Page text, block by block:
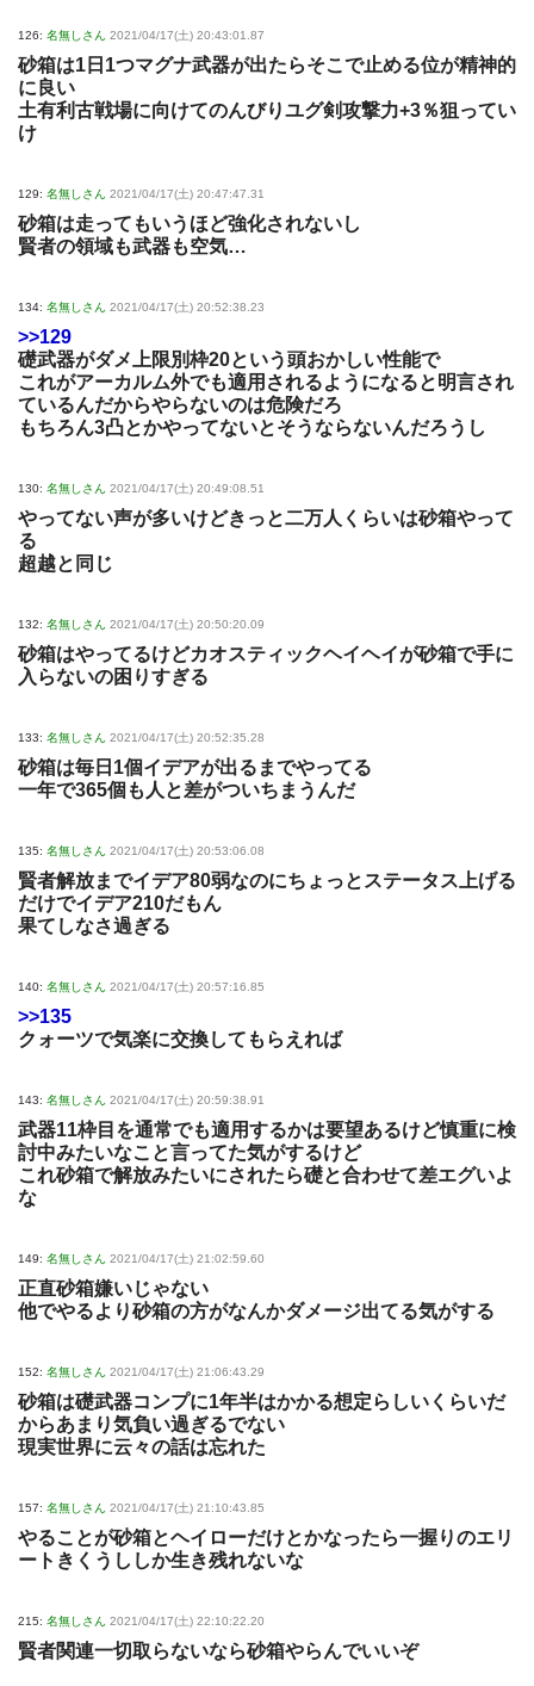
126: 名無しさん 2021/04/17(土) 20:43:01.87
砂箱は1日1つマグナ武器が出たらそこで止める位が精神的
に良い
土有利古戦場に向けてのんびりユグ剣攻撃力+3％狙ってい
け
129: 名無しさん 2021/04/17(土) 20:47:47.31
砂箱は走ってもいうほど強化されないし
賢者の領域も武器も空気…
134: 名無しさん 2021/04/17(土) 20:52:38.23
>>129
礎武器がダメ上限別枠20という頭おかしい性能で
これがアーカルム外でも適用されるようになると明言され
ているんだからやらないのは危険だろ
もちろん3凸とかやってないとそうならないんだろうし
130: 名無しさん 2021/04/17(土) 20:49:08.51
やってない声が多いけどきっと二万人くらいは砂箱やって
る
超越と同じ
132: 名無しさん 2021/04/17(土) 20:50:20.09
砂箱はやってるけどカオスティックヘイヘイが砂箱で手に
入らないの困りすぎる
133: 名無しさん 2021/04/17(土) 20:52:35.28
砂箱は毎日1個イデアが出るまでやってる
一年で365個も人と差がついちまうんだ
135: 名無しさん 2021/04/17(土) 20:53:06.08
賢者解放までイデア80弱なのにちょっとステータス上げる
だけでイデア210だもん
果てしなさ過ぎる
140: 名無しさん 2021/04/17(土) 20:57:16.85
>>135
クォーツで気楽に交換してもらえれば
143: 名無しさん 2021/04/17(土) 20:59:38.91
武器11枠目を通常でも適用するかは要望あるけど慎重に検
討中みたいなこと言ってた気がするけど
これ砂箱で解放みたいにされたら礎と合わせて差エグいよ
な
149: 名無しさん 2021/04/17(土) 21:02:59.60
正直砂箱嫌いじゃない
他でやるより砂箱の方がなんかダメージ出てる気がする
152: 名無しさん 2021/04/17(土) 21:06:43.29
砂箱は礎武器コンプに1年半はかかる想定らしいくらいだ
からあまり気負い過ぎるでない
現実世界に云々の話は忘れた
157: 名無しさん 2021/04/17(土) 21:10:43.85
やることが砂箱とヘイローだけとかなったら一握りのエリ
ートきくうししか生き残れないな
215: 名無しさん 2021/04/17(土) 22:10:22.20
賢者関連一切取らないなら砂箱やらんでいいぞ